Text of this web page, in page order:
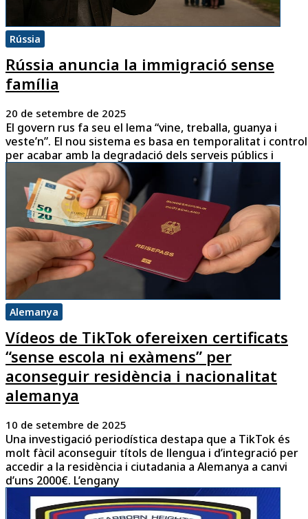
Rússia
Rússia anuncia la immigració sense
família
20 de setembre de 2025
El govern rus fa seu el lema “vine, treballa, guanya i
veste’n”. El nou sistema es basa en temporalitat i control
per acabar amb la degradació dels serveis públics i
Alemanya
Vídeos de TikTok ofereixen certificats
“sense escola ni exàmens” per
aconseguir residència i nacionalitat
alemanya
10 de setembre de 2025
Una investigació periodística destapa que a TikTok és
molt fàcil aconseguir títols de llengua i d’integració per
accedir a la residència i ciutadania a Alemanya a canvi
d’uns 2000€. L’engany